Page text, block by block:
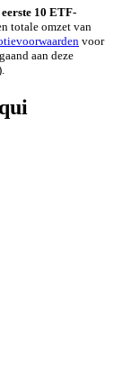
10 ETF-
totale omzet van
voor
aan deze